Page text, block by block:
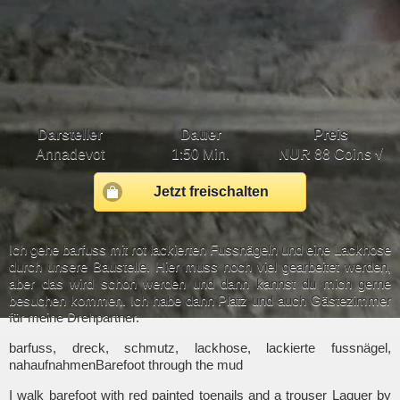
Darsteller Dauer
Preis
Annadevot
1:50 Min. NUR 88 Coins √
Jetzt freischalten
Ich gehe barfuss mit rot lackierten Fussnägeln und eine Lackhose
durch unsere Baustelle. Hier muss noch viel gearbeitet werden,
aber das wird schon werden und dann kannst du mich gerne
besuchen kommen. Ich habe dann Platz und auch Gästezimmer
für meine Drehpartner.
barfuss, dreck, schmutz, lackhose, lackierte fussnägel,
nahaufnahmenBarefoot through the mud
I walk barefoot with red painted toenails and a trouser Laquer by